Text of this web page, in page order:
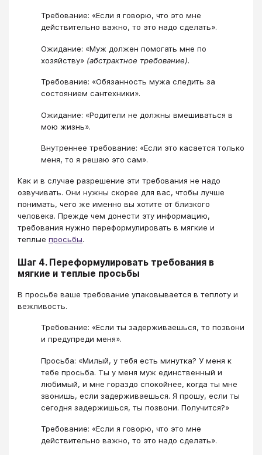
Требование: «Если я говорю, что это мне
действительно важно, то это надо сделать».
Ожидание: «Муж должен помогать мне по
хозяйству» (абстрактное требование).
Требование: «Обязанность мужа следить за
состоянием сантехники».
Ожидание: «Родители не должны вмешиваться в
мою жизнь».
Внутреннее требование: «Если это касается только
меня, то я решаю это сам».
Как и в случае разрешение эти требования не надо
озвучивать. Они нужны скорее для вас, чтобы лучше
понимать, чего же именно вы хотите от близкого
человека. Прежде чем донести эту информацию,
требования нужно переформулировать в мягкие и
теплые просьбы.
Шаг 4. Переформулировать требования в
мягкие и теплые просьбы
В просьбе ваше требование упаковывается в теплоту и
вежливость.
Требование: «Если ты задерживаешься, то позвони
и предупреди меня».
Просьба: «Милый, у тебя есть минутка? У меня к
тебе просьба. Ты у меня муж единственный и
любимый, и мне гораздо спокойнее, когда ты мне
звонишь, если задерживаешься. Я прошу, если ты
сегодня задержишься, ты позвони. Получится?»
Требование: «Если я говорю, что это мне
действительно важно, то это надо сделать».